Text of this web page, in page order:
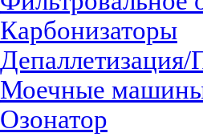
Карбонизаторы
Депаллетизация/
Моечные
Озонатор